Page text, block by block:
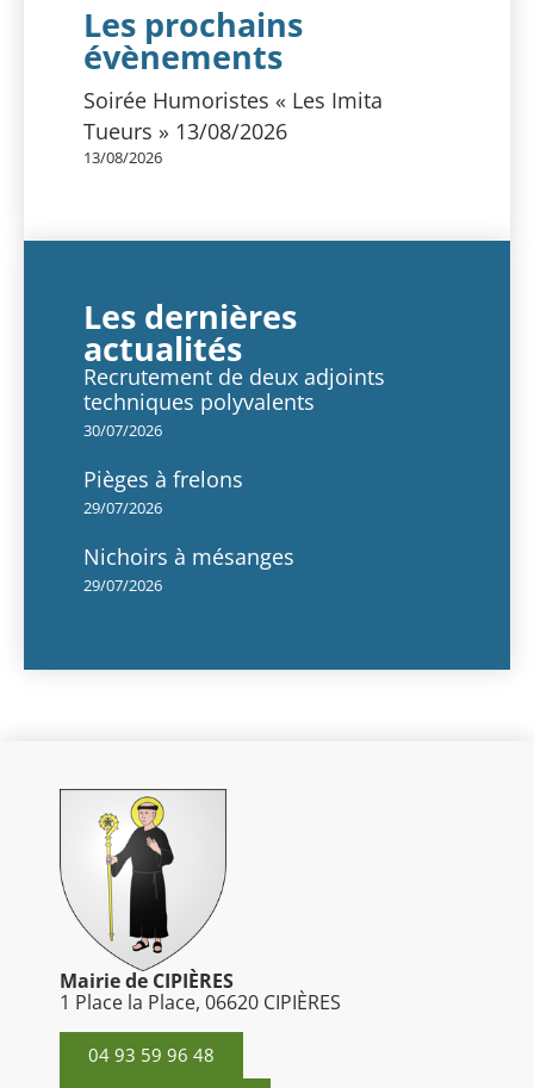
Les prochains
évènements
Soirée Humoristes « Les Imita
Tueurs » 13/08/2026
13/08/2026
Les dernières
actualités
Recrutement de deux adjoints
techniques polyvalents
30/07/2026
Pièges à frelons
29/07/2026
Nichoirs à mésanges
29/07/2026
Mairie de CIPIÈRES
1 Place la Place, 06620 CIPIÈRES
04 93 59 96 48